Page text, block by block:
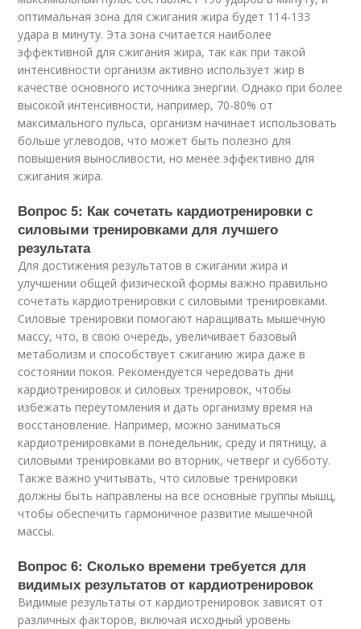
оптимальная зона для сжигания жира будет 114-133
удара в минуту. Эта зона считается наиболее
эффективной для сжигания жира, так как при такой
интенсивности организм активно использует жир в
качестве основного источника энергии. Однако при более
высокой интенсивности, например, 70-80% от
максимального пульса, организм начинает использовать
больше углеводов, что может быть полезно для
повышения выносливости, но менее эффективно для
сжигания жира.
Вопрос 5: Как сочетать кардиотренировки с
силовыми тренировками для лучшего
результата
Для достижения результатов в сжигании жира и
улучшении общей физической формы важно правильно
сочетать кардиотренировки с силовыми тренировками.
Силовые тренировки помогают наращивать мышечную
массу, что, в свою очередь, увеличивает базовый
метаболизм и способствует сжиганию жира даже в
состоянии покоя. Рекомендуется чередовать дни
кардиотренировок и силовых тренировок, чтобы
избежать переутомления и дать организму время на
восстановление. Например, можно заниматься
кардиотренировками в понедельник, среду и пятницу, а
силовыми тренировками во вторник, четверг и субботу.
Также важно учитывать, что силовые тренировки
должны быть направлены на все основные группы мышц,
чтобы обеспечить гармоничное развитие мышечной
массы.
Вопрос 6: Сколько времени требуется для
видимых результатов от кардиотренировок
Видимые результаты от кардиотренировок зависят от
различных факторов, включая исходный уровень